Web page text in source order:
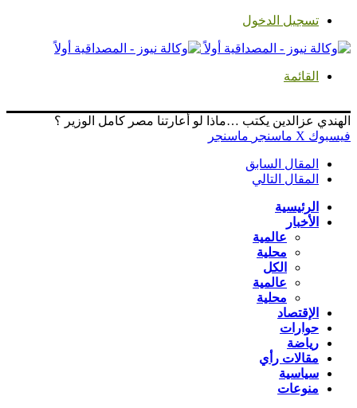
تسجيل الدخول
القائمة
الهندي عزالدين يكتب …ماذا لو أعارتنا مصر كامل الوزير ؟‏
فيسبوك ‫X ماسنجر ماسنجر
المقال السابق
المقال التالي
الرئيسية
الأخبار
عالمية
محلية
الكل
عالمية
محلية
الإقتصاد
حوارات
رياضة
مقالات رأي
سياسية
منوعات